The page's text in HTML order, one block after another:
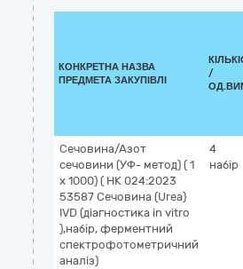
КОНКРЕТНА НАЗВА
ПРЕДМЕТА ЗАКУПІВЛІ
/
Сечовина/Азот
сечовини (УФ- метод) ( 1
х 1000) ( НК 024:2023
53587 Сечовина (Urea)
IVD (діагностика in vitro
),набір, ферментний
спектрофотометричний
аналіз)
4
набір